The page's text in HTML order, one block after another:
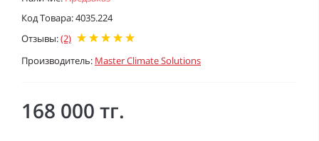
Код Товара: 4035.224
Отзывы:(2)
Производитель: Master Climate Solutions
168 000 тг.